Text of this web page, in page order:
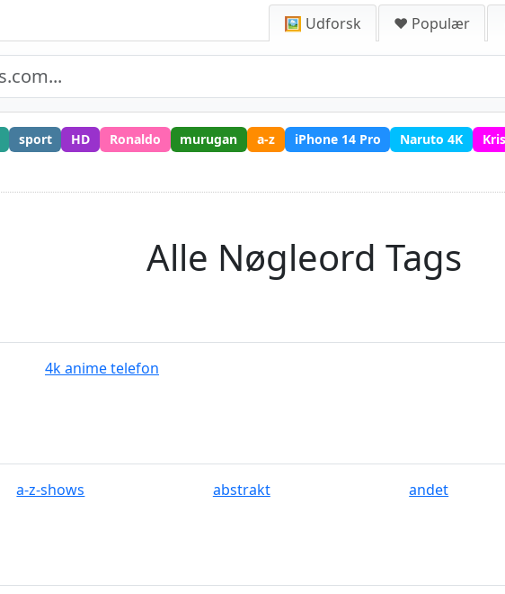
🖼️ Udforsk ❤️ Populær
sport HD Ronaldo murugan a-z iPhone 14 Pro Naruto 4K
Alle Nøgleord Tags
4k anime telefon
a-z-shows abstrakt andet